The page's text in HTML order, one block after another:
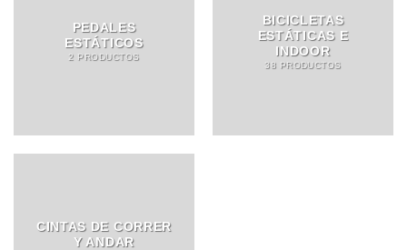
PEDALES
ESTÁTICOS
2 PRODUCTOS
BICICLETAS
ESTÁTICAS E
INDOOR
38 PRODUCTOS
CINTAS DE CORRER
Y ANDAR